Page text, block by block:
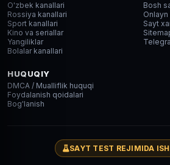
O'zbek kanallari
Rossiya kanallari
Sport kanallari
Kino va seriallar
Yangiliklar
Bolalar kanallari
Bosh
Sayt
HUQUQIY
DMCA / Mualliflik huquqi
Foydalanish qoidalari
Bog'lanish
SAYT TEST REJIMIDA